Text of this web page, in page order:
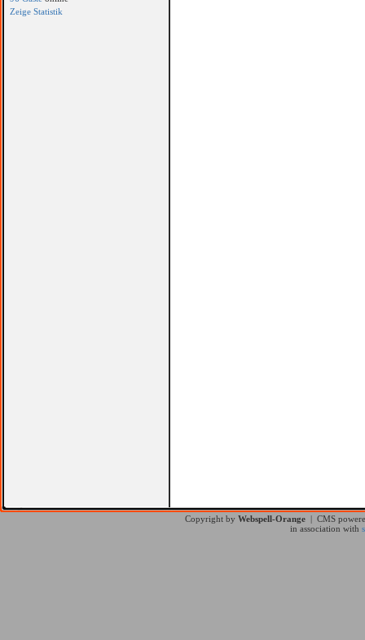
Zeige Statistik
Copyright byWebspell-Orange | CMS
in association with